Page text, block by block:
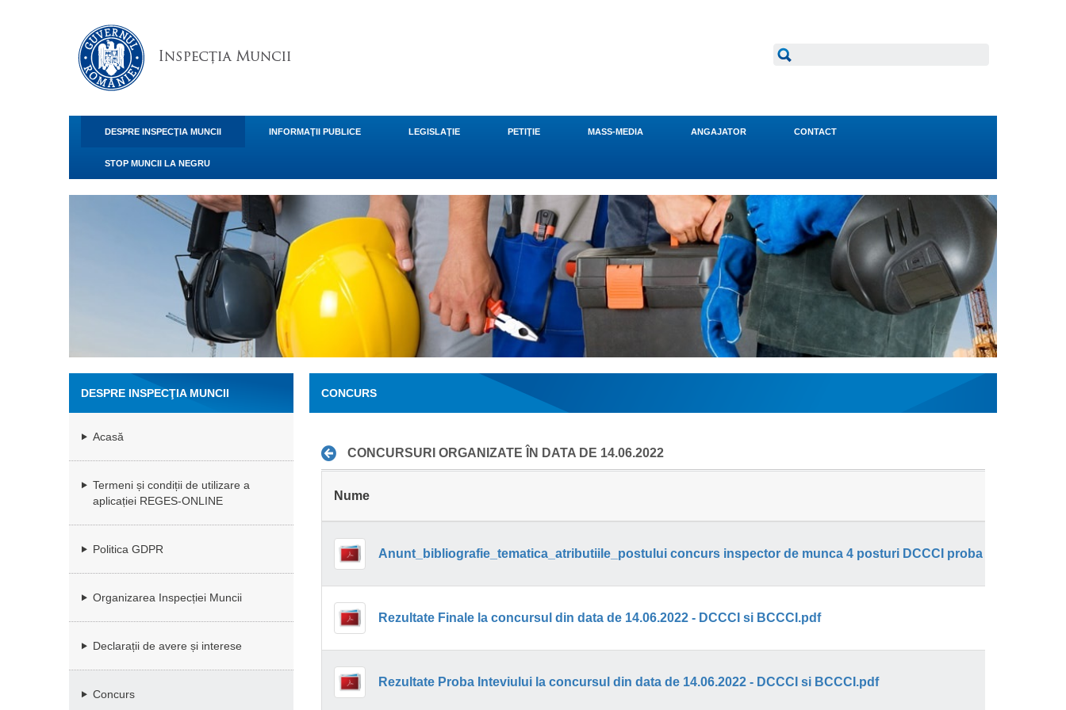
DESPRE INSPECŢIA MUNCII INFORMAŢII PUBLICE LEGISLAŢIE PETIŢIE MASS-MEDIA ANGAJATOR CONTACT
STOP MUNCII LA NEGRU
DESPRE INSPECŢIA MUNCII
Acasă
Termeni și condiții de utilizare a
aplicației REGES-ONLINE
Politica GDPR
Organizarea Inspecției Muncii
Declarații de avere și interese
Concurs
CONCURS
CONCURSURI ORGANIZATE ÎN DATA DE 14.06.2022
Nume
Rezultate Finale la concursul din data de 14.06.2022 - DCCCI si BCCCI.pdf
Rezultate Proba Inteviului la concursul din data de 14.06.2022 - DCCCI si BCCCI.pdf